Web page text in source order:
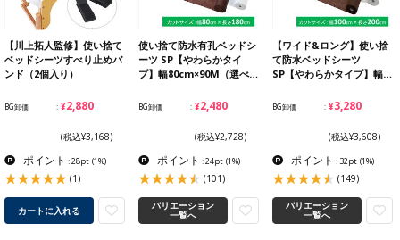
【川上拓人監修】使い捨て
ベッドシーツすべり止めバ
ンド（2個入り）
BG卸価 ¥2,880
(税込¥3,168)
ポイント : 28pt (1%)
(1)
カートに入れる
使い捨て防水有孔ベッドシ
ーツ SP【やわらかタイ
プ】幅80cm×90M（選べ…
BG卸価 ¥2,480
(税込¥2,728)
ポイント : 24pt (1%)
(101)
バリエーション
一覧へ
【ワイド&ロング】使い捨
て防水ベッドシーツ
SP【やわらかタイプ】幅…
BG卸価 ¥3,280
(税込¥3,608)
ポイント : 32pt (1%)
(149)
バリエーション
一覧へ